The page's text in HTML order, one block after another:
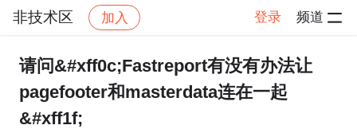
非技术区 加入 登录 频道
社区 非技术区
请问&#xff0c;Fastreport有没有办法让
pagefooter和masterdata连在一起
&#xff1f;